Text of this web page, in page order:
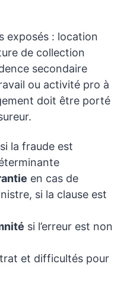
exposés : location
de collection
secondaire
ou activité pro à
doit être porté
si la fraude est
en cas de
si la clause est
si l’erreur est non
et difficultés pour